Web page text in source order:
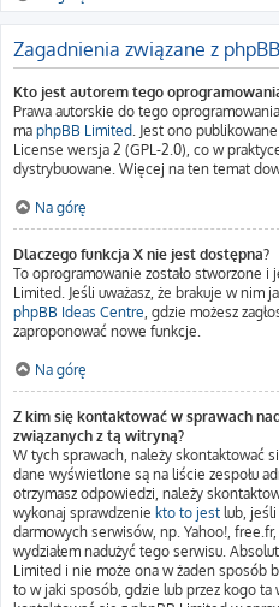
Zagadnienia związane z phpBB
Kto jest autorem tego
Prawa autorskie do tego
ma phpBB Limited. Jest ono
License wersja 2 (GPL-2.0), co w
dystrybuowane. Więcej na ten temat
Na górę
Dlaczego funkcja X nie jest dostępna?
To oprogramowanie zostało stworzone
Limited. Jeśli uważasz, że brakuje w nim
phpBB Ideas Centre, gdzie możesz
zaproponować nowe funkcje.
Na górę
Z kim się kontaktować w sprawach
związanych z tą witryną?
W tych sprawach, należy skontaktować
dane wyświetlone są na liście zespołu
otrzymasz odpowiedzi, należy
wykonaj sprawdzenie kto to jest lub,
darmowych serwisów, np. Yahoo!,
wydziałem nadużyć tego serwisu.
Limited i nie może ona w żaden sposób
to w jaki sposób, gdzie lub przez kogo ta